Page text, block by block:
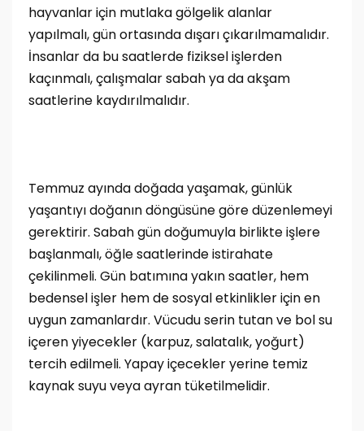
hayvanlar için mutlaka gölgelik alanlar
yapılmalı, gün ortasında dışarı çıkarılmamalıdır.
İnsanlar da bu saatlerde fiziksel işlerden
kaçınmalı, çalışmalar sabah ya da akşam
saatlerine kaydırılmalıdır.
Temmuz ayında doğada yaşamak, günlük
yaşantıyı doğanın döngüsüne göre düzenlemeyi
gerektirir. Sabah gün doğumuyla birlikte işlere
başlanmalı, öğle saatlerinde istirahate
çekilinmeli. Gün batımına yakın saatler, hem
bedensel işler hem de sosyal etkinlikler için en
uygun zamanlardır. Vücudu serin tutan ve bol su
içeren yiyecekler (karpuz, salatalık, yoğurt)
tercih edilmeli. Yapay içecekler yerine temiz
kaynak suyu veya ayran tüketilmelidir.